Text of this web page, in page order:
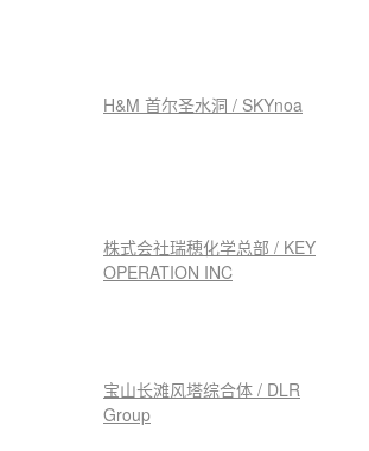
H&M 首尔圣水洞 / SKYnoa
株式会社瑞穂化学总部 / KEY
OPERATION INC
宝山长滩风塔综合体 / DLR
Group